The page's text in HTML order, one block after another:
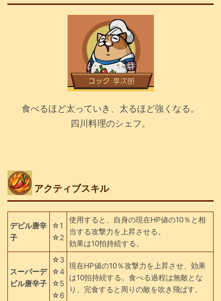
食べるほど太っていき、太るほど強くなる。
四川料理のシェフ。
アクティブスキル
デビル唐辛
子
☆1
☆2
使用すると、自身の現在HP値の10％と相
当する攻撃力を上昇させる。
効果は10拍持続する。
スーパーデ
ビル唐辛子
☆3
☆4
☆5
☆6
現在HP値の10％攻撃力を上昇させ、効果
は10拍持続する。食べる過程は無敵とな
り、完食すると周りの敵を吹き飛ばす。